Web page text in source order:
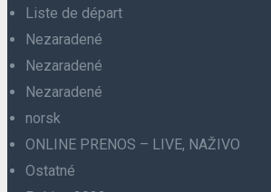
Liste de départ
Nezaradené
Nezaradené
Nezaradené
norsk
ONLINE PRENOS – LIVE, NAŽIVO
Ostatné